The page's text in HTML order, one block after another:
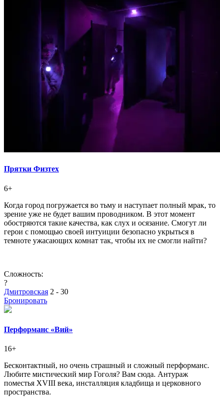
Прятки Физтех
6+
Когда город погружается во тьму и наступает полный мрак, то
зрение уже не будет вашим проводником. В этот момент
обостряются такие качества, как слух и осязание. Смогут ли
герои с помощью своей интуиции безопасно укрыться в
темноте ужасающих комнат так, чтобы их не смогли найти?
Сложность:
?
Дмитровская 2 - 30
Бронировать
Перформанс «Вий»
16+
Бесконтактный, но очень страшный и сложный перформанс.
Любите мистический мир Гоголя? Вам сюда. Антураж
поместья XVIII века, инсталляция кладбища и церковного
пространства.